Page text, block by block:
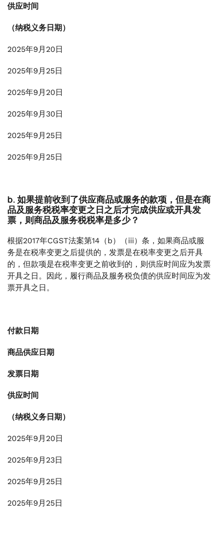
供应时间
（纳税义务日期）
2025年9月20日
2025年9月25日
2025年9月20日
2025年9月30日
2025年9月25日
2025年9月25日
b. 如果提前收到了供应商品或服务的款项，但是在商
品及服务税税率变更之日之后才完成供应或开具发
票，则商品及服务税税率是多少？
根据2017年CGST法案第14（b）（iii）条，如果商品或服
务是在税率变更之后提供的，发票是在税率变更之后开具
的，但款项是在税率变更之前收到的，则供应时间应为发票
开具之日。因此，履行商品及服务税负债的供应时间应为发
票开具之日。
付款日期
商品供应日期
发票日期
供应时间
（纳税义务日期）
2025年9月20日
2025年9月23日
2025年9月25日
2025年9月25日